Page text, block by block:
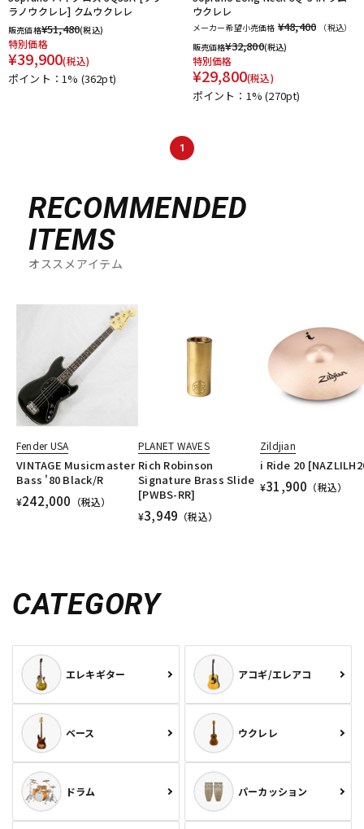
DTM
中古
ラノウクレレ] クムウクレレ
販売価格¥51,480(税込)
特別価格
¥39,900(税込)
ポイント：1% (362pt)
ウクレレ
メーカー希望小売価格 ¥48,400
（税込）
販売価格¥32,800(税込)
特別価格
¥29,800(税込)
ポイント：1%(270pt)
1
RECOMMENDED
ITEMS
オススメアイテム
Fender USA
VINTAGE Musicmaster
Bass '80 Black/R
¥242,000 （税込）
PLANET WAVES
Rich Robinson
Signature Brass Slide
[PWBS-RR]
¥3,949 （税込）
Zildjian
i Ride 20
¥31,900 （税込）
CATEGORY
エレキギター アコギ/エレアコ
ベース ウクレレ
ドラム パーカッション